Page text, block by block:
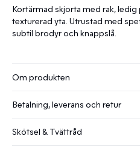
Kortärmad skjorta med rak,
texturerad yta. Utrustad med
subtil brodyr och knappslå.
Om produkten
Betalning, leverans och retur
Skötsel & Tvättråd